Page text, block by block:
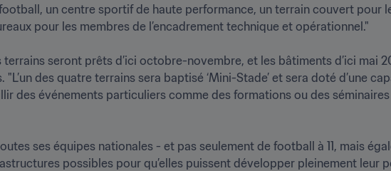
un centre sportif de haute performance, un terrain couvert pour
pour les membres de l’encadrement technique et opérationnel."
seront prêts d’ici octobre-novembre, et les bâtiments d’ici mai
"L’un des quatre terrains sera baptisé ‘Mini-Stade’ et sera doté d’une
des événements particuliers comme des formations ou des
ses équipes nationales - et pas seulement de football à 11, mais
possibles pour qu’elles puissent développer pleinement leur